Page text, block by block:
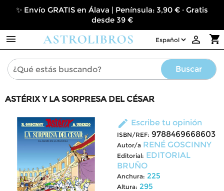
✨ Envío GRATIS en Álava | Península: 3,90 € · Gratis
desde 39 €
 shopping_cart

Buscar
ASTÉRIX Y LA SORPRESA DEL CÉSAR
edit Escribe tu opinión
ISBN/REF: 9788469668603
Autor/a RENÉ GOSCINNY
Editorial: EDITORIAL
BRUÑO
Anchura: 225
Altura: 295